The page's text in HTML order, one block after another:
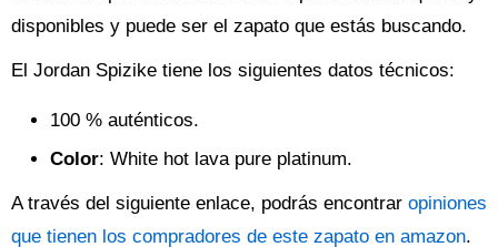
disponibles y puede ser el zapato que estás buscando.
El Jordan Spizike tiene los siguientes datos técnicos:
100 % auténticos.
Color: White hot lava pure platinum.
A través del siguiente enlace, podrás encontrar opiniones
que tienen los compradores de este zapato en amazon.